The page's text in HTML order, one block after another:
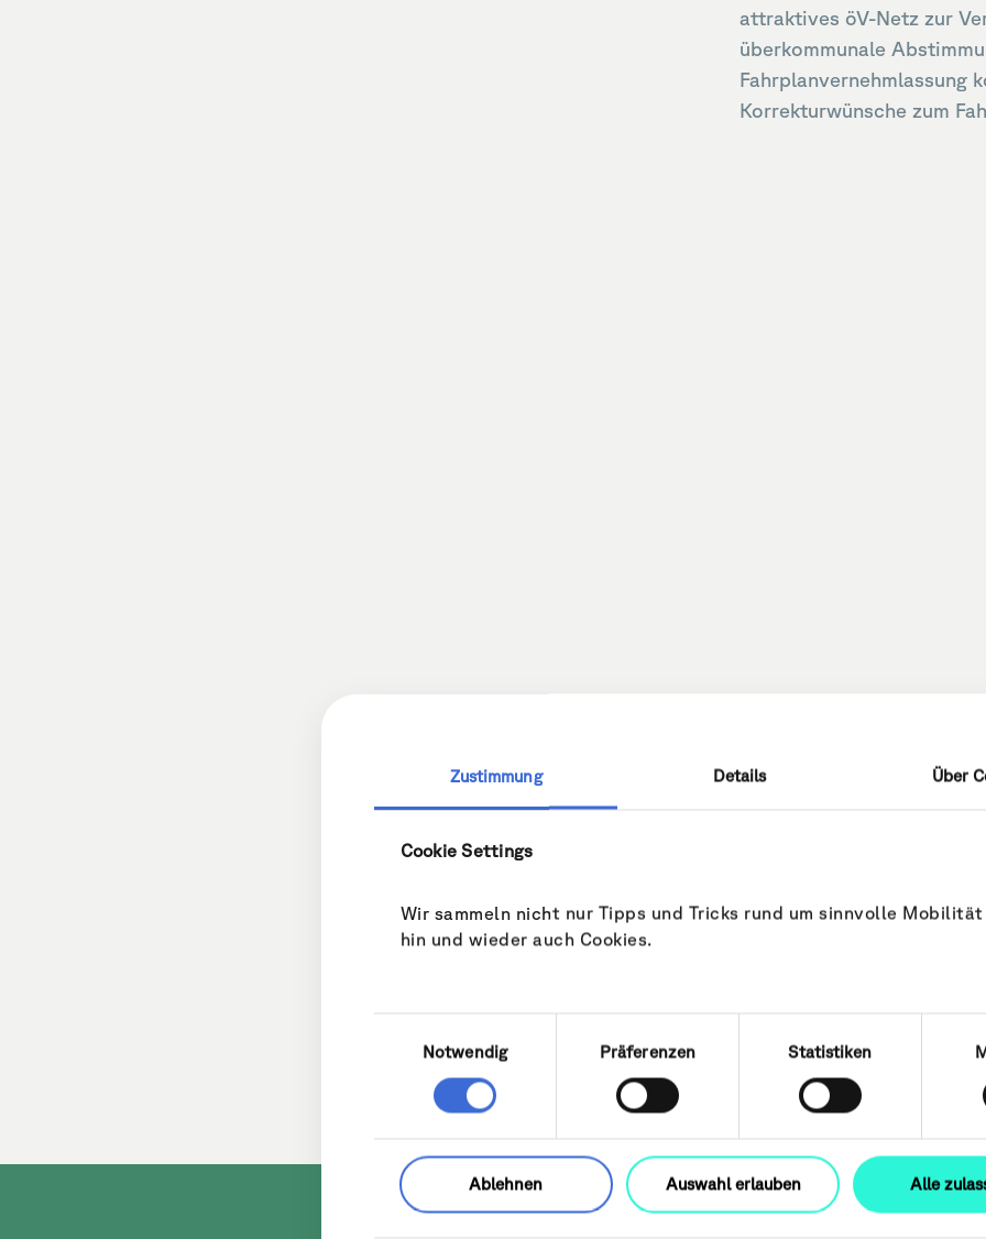
Zustimmung Details Über
Cookie Settings
Wir sammeln nicht nur Tipps und Tricks rund um sinnvolle Mobilität
hin und wieder auch Cookies.
Notwendig
Präferenzen Statistiken
Ablehnen Auswahl erlauben Alle
attraktives öV-Netz zur
überkommunale
Fahrplanvernehmlassung
Korrekturwünsche zum